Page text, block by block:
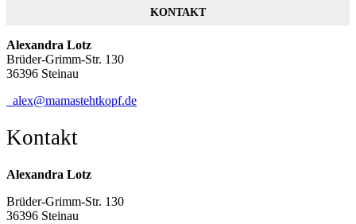
KONTAKT
Alexandra Lotz
Brüder-Grimm-Str. 130
36396 Steinau
alex@mamastehtkopf.de
Kontakt
Alexandra Lotz
Brüder-Grimm-Str. 130
36396 Steinau